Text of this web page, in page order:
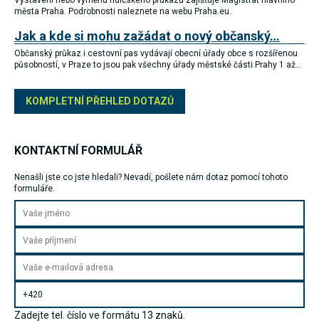
města Praha. Podrobnosti naleznete na webu Praha.eu.
Jak a kde si mohu zažádat o nový občanský…
Občanský průkaz i cestovní pas vydávají obecní úřady obce s rozšířenou
působností, v Praze to jsou pak všechny úřady městské části Prahy 1 až…
KOMPLETNÍ PŘEHLED DOTAZŮ
KONTAKTNÍ FORMULÁŘ
Nenašli jste co jste hledali? Nevadí, pošlete nám dotaz pomocí tohoto
formuláře.
Zadejte tel. číslo ve formátu 13 znaků.
souhlas, nebudete
a reklam
přizpůsobených
Vašim zájmům.